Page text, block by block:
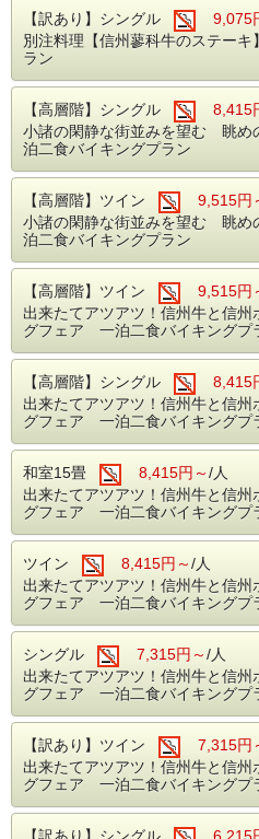
【訳あり】シングル 9,075
別注料理【信州蓼科牛のステー
ラン
【高層階】シングル 8,415
小諸の閑静な街並みを望む 眺
泊二食バイキングプラン
【高層階】ツイン 9,515円
小諸の閑静な街並みを望む 眺
泊二食バイキングプラン
【高層階】ツイン 9,515円
出来たてアツアツ！信州牛と信
グフェア 一泊二食バイキングプ
【高層階】シングル 8,415
出来たてアツアツ！信州牛と信
グフェア 一泊二食バイキングプ
和室15畳 8,415円～/人
出来たてアツアツ！信州牛と信
グフェア 一泊二食バイキングプ
ツイン 8,415円～/人
出来たてアツアツ！信州牛と信
グフェア 一泊二食バイキングプ
シングル 7,315円～/人
出来たてアツアツ！信州牛と信
グフェア 一泊二食バイキングプ
【訳あり】ツイン 7,315円
出来たてアツアツ！信州牛と信
グフェア 一泊二食バイキングプ
【訳あり】シングル 6,215